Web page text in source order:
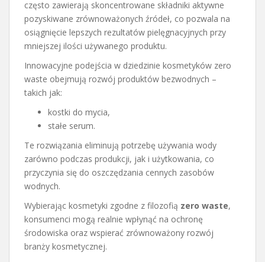
często zawierają skoncentrowane składniki aktywne
pozyskiwane zrównoważonych źródeł, co pozwala na
osiągnięcie lepszych rezultatów pielęgnacyjnych przy
mniejszej ilości używanego produktu.
Innowacyjne podejścia w dziedzinie kosmetyków zero
waste obejmują rozwój produktów bezwodnych –
takich jak:
kostki do mycia,
stałe serum.
Te rozwiązania eliminują potrzebę używania wody
zarówno podczas produkcji, jak i użytkowania, co
przyczynia się do oszczędzania cennych zasobów
wodnych.
Wybierając kosmetyki zgodne z filozofią zero waste,
konsumenci mogą realnie wpłynąć na ochronę
środowiska oraz wspierać zrównoważony rozwój
branży kosmetycznej.